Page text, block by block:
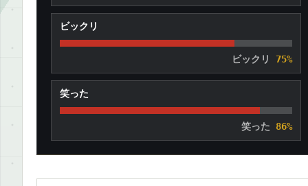
ビックリ
ビックリ 75%
笑った
笑った 86%